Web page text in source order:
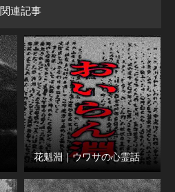
関連記事
花魁淵｜ウワサの心霊話